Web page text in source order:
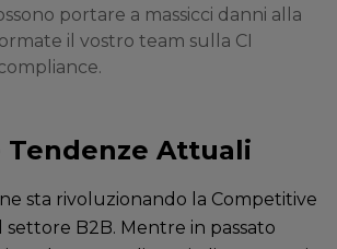
portare a massicci danni alla
il vostro team sulla CI
Tendenze Attuali
sta rivoluzionando la Competitive
B2B. Mentre in passato